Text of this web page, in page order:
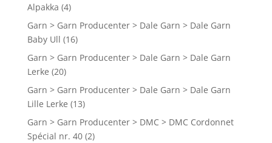
Alpakka (4)
Garn > Garn Producenter > Dale Garn > Dale Garn
Baby Ull (16)
Garn > Garn Producenter > Dale Garn > Dale Garn
Lerke (20)
Garn > Garn Producenter > Dale Garn > Dale Garn
Lille Lerke (13)
Garn > Garn Producenter > DMC > DMC Cordonnet
Spécial nr. 40 (2)